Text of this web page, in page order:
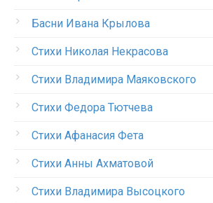
Басни Ивана Крылова
Стихи Николая Некрасова
Стихи Владимира Маяковского
Стихи Федора Тютчева
Стихи Афанасия Фета
Стихи Анны Ахматовой
Стихи Владимира Высоцкого